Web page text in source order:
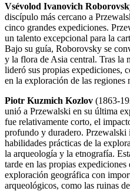
Vsévolod Ivanovich
discípulo más cercano a
cinco grandes expediciones.
un talento excepcional para la
Bajo su guía, Roborovsky se
y la flora de Asia central. Tras la
lideró sus propias expediciones,
en la exploración de las regiones
Piotr Kuzmich Kozlov (1863-
unió a Przewalski en su última
fue relativamente corto, el
profundo y duradero.
habilidades prácticas de la
la arqueología y la etnografía.
tarde en las propias
exploración geográfica con
arqueológicos, como las ruinas